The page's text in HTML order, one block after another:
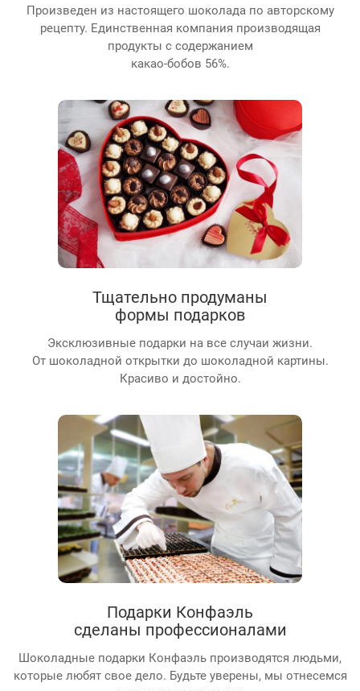
Произведен из настоящего шоколада по авторскому
рецепту. Единственная компания производящая
продукты с содержанием
какао-бобов 56%.
Тщательно продуманы
формы подарков
Эксклюзивные подарки на все случаи жизни.
От шоколадной открытки до шоколадной картины.
Красиво и достойно.
Подарки Конфаэль
сделаны профессионалами
Шоколадные подарки Конфаэль производятся людьми,
которые любят свое дело. Будьте уверены, мы отнесемся